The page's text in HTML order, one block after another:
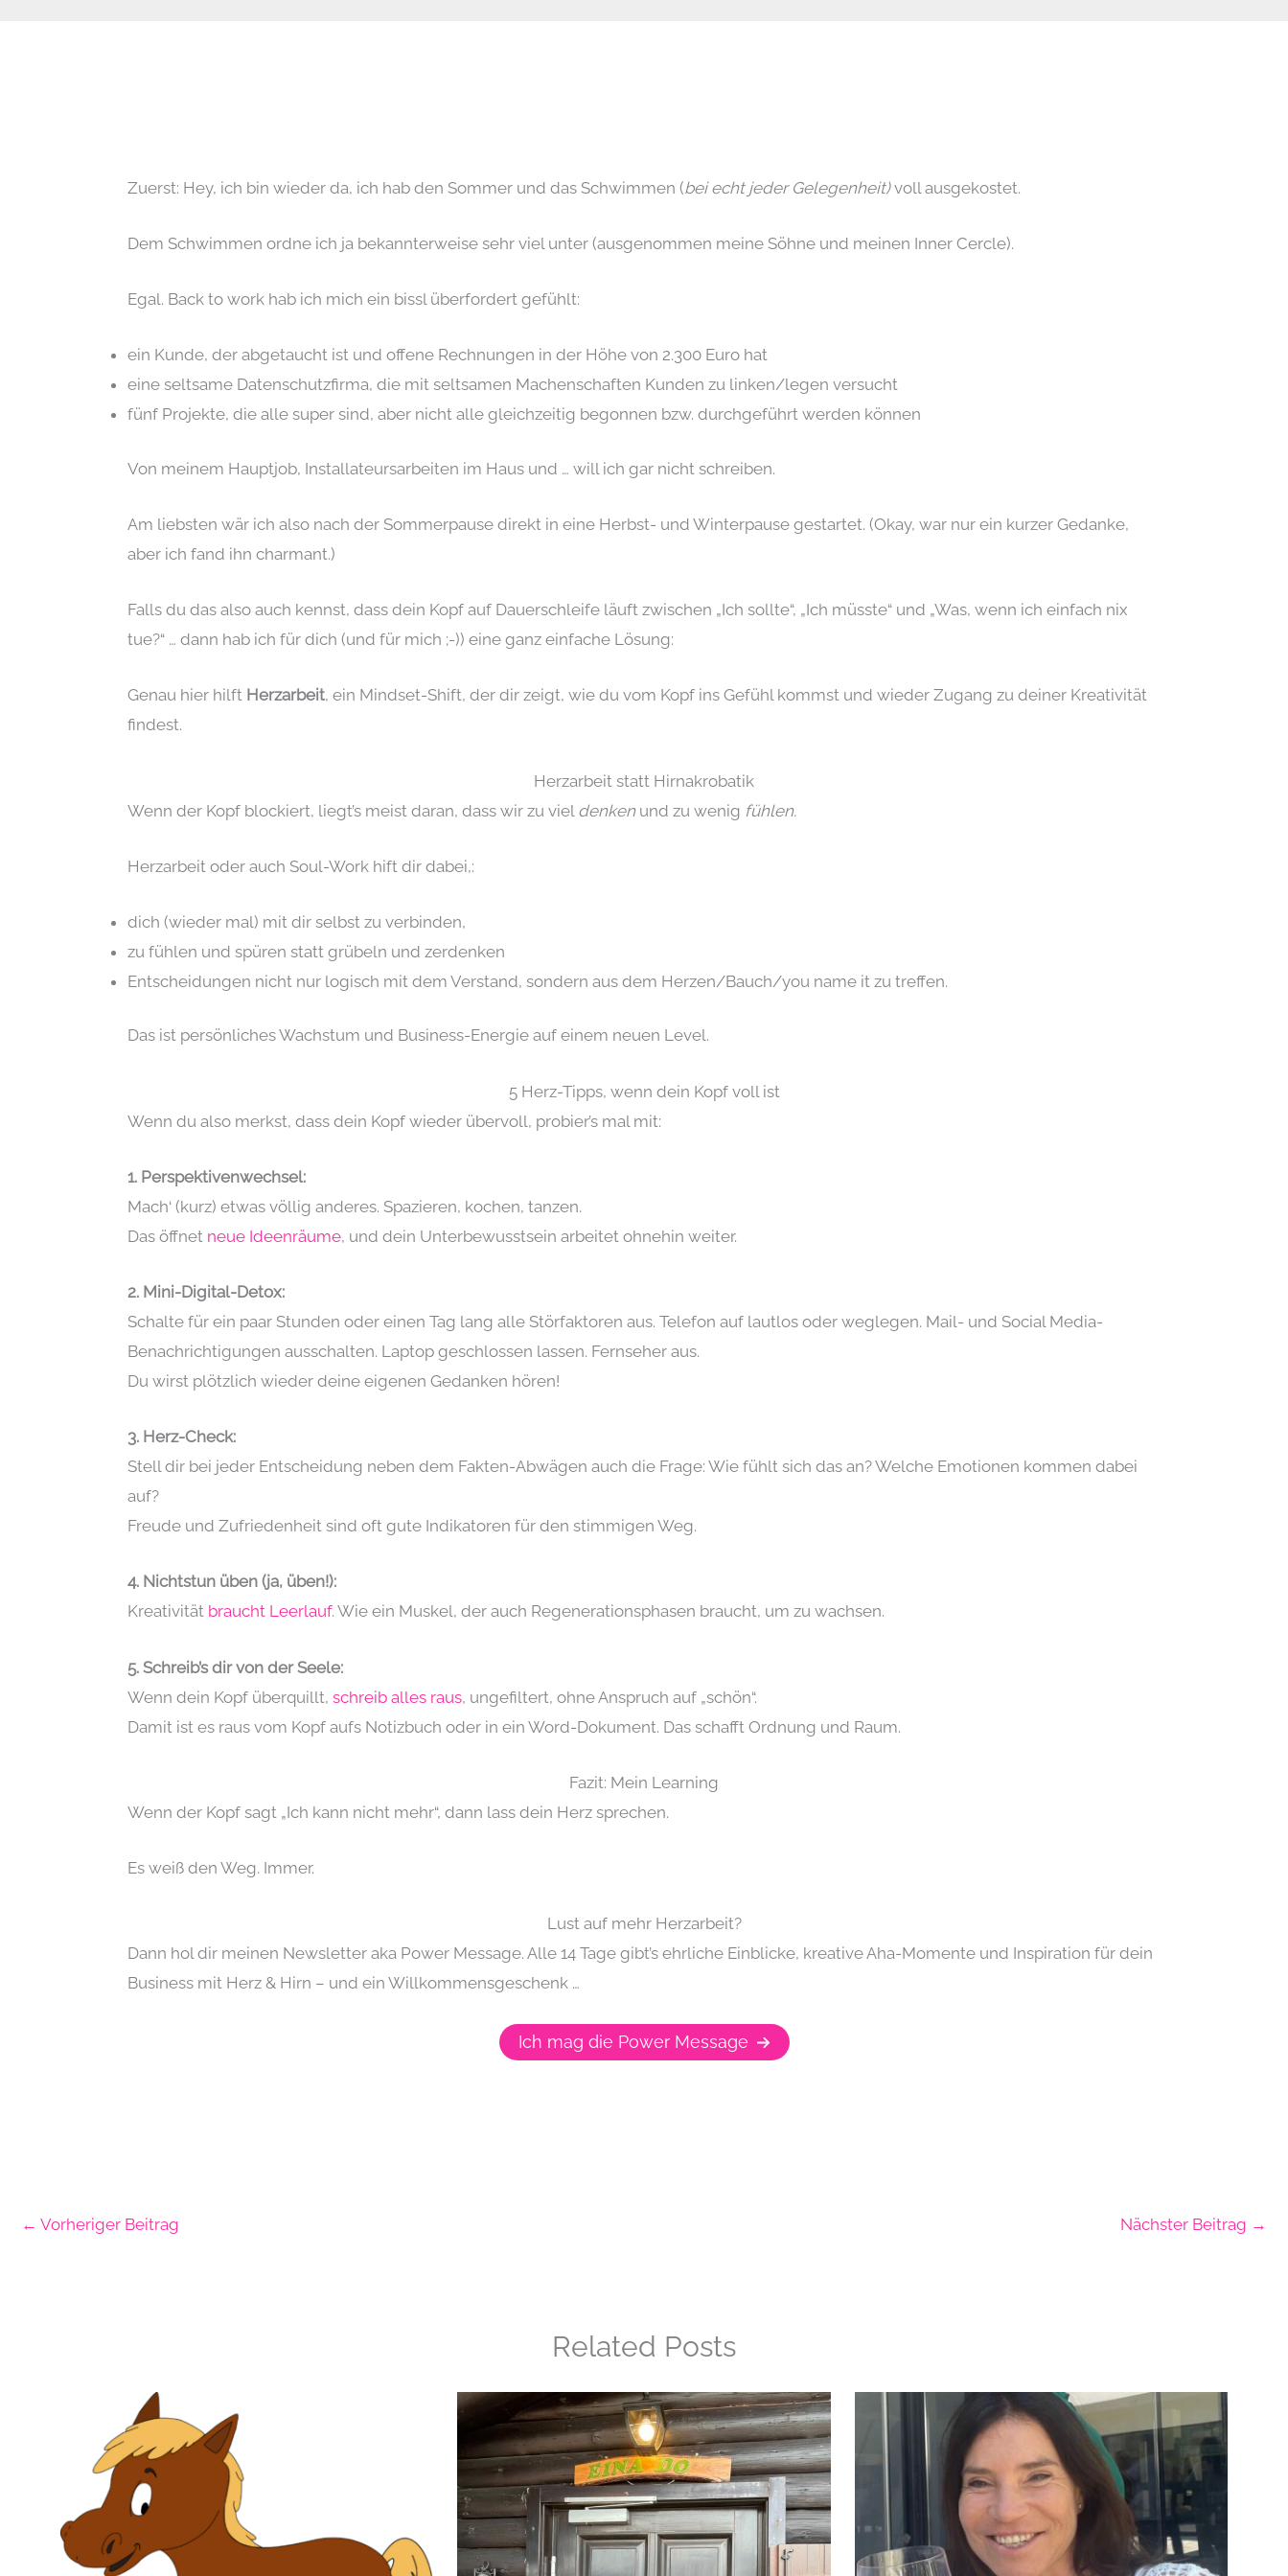
Zuerst: Hey, ich bin wieder da, ich hab den Sommer und das Schwimmen (bei echt jeder Gelegenheit)voll ausgekostet.
Dem Schwimmen ordne ich ja bekannterweise sehr viel unter (ausgenommen meine Söhne und meinen Inner Cercle).
Egal. Back to work hab ich mich ein bissl überfordert gefühlt:
ein Kunde, der abgetaucht ist und offene Rechnungen in der Höhe von 2.300 Euro hat
eine seltsame Datenschutzfirma, die mit seltsamen Machenschaften Kunden zu linken/legen versucht
fünf Projekte, die alle super sind, aber nicht alle gleichzeitig begonnen bzw. durchgeführt werden können
Von meinem Hauptjob, Installateursarbeiten im Haus und … will ich gar nicht schreiben.
Am liebsten wär ich also nach der Sommerpause direkt in eine Herbst- und Winterpause gestartet. (Okay, war nur ein kurzer Gedanke,
aber ich fand ihn charmant.)
Falls du das also auch kennst, dass dein Kopf auf Dauerschleife läuft zwischen „Ich sollte“, „Ich müsste“ und „Was, wenn ich einfach nix
tue?“ … dann hab ich für dich (und für mich ;-)) eine ganz einfache Lösung:
Genau hier hilft Herzarbeit, ein Mindset-Shift, der dir zeigt, wie du vom Kopf ins Gefühl kommst und wieder Zugang zu deiner Kreativität
findest.
Herzarbeit statt Hirnakrobatik
Wenn der Kopf blockiert, liegt’s meist daran, dass wir zu viel denkenund zu wenig fühlen.
Herzarbeit oder auch Soul-Work hift dir dabei,:
dich (wieder mal) mit dir selbst zu verbinden,
zu fühlen und spüren statt grübeln und zerdenken
Entscheidungen nicht nur logisch mit dem Verstand, sondern aus dem Herzen/Bauch/you name it zu treffen.
Das ist persönliches Wachstum und Business-Energie auf einem neuen Level.
5 Herz-Tipps, wenn dein Kopf voll ist
Wenn du also merkst, dass dein Kopf wieder übervoll, probier’s mal mit:
1. Perspektivenwechsel:
Mach‘ (kurz) etwas völlig anderes. Spazieren, kochen, tanzen.
Das öffnet neue Ideenräume, und dein Unterbewusstsein arbeitet ohnehin weiter.
2. Mini-Digital-Detox:
Schalte für ein paar Stunden oder einen Tag lang alle Störfaktoren aus. Telefon auf lautlos oder weglegen. Mail- und Social Media-
Benachrichtigungen ausschalten. Laptop geschlossen lassen. Fernseher aus.
Du wirst plötzlich wieder deine eigenen Gedanken hören!
3. Herz-Check:
Stell dir bei jeder Entscheidung neben dem Fakten-Abwägen auch die Frage: Wie fühlt sich das an? Welche Emotionen kommen dabei
auf?
Freude und Zufriedenheit sind oft gute Indikatoren für den stimmigen Weg.
4. Nichtstun üben (ja, üben!):
Kreativität braucht Leerlauf. Wie ein Muskel, der auch Regenerationsphasen braucht, um zu wachsen.
5. Schreib’s dir von der Seele:
Wenn dein Kopf überquillt,schreib alles raus, ungefiltert, ohne Anspruch auf „schön“.
Damit ist es raus vom Kopf aufs Notizbuch oder in ein Word-Dokument. Das schafft Ordnung und Raum.
Fazit: Mein Learning
Wenn der Kopf sagt „Ich kann nicht mehr“, dann lass dein Herz sprechen.
Es weiß den Weg. Immer.
Lust auf mehr Herzarbeit?
Dann hol dir meinen Newsletter aka Power Message. Alle 14 Tage gibt’s ehrliche Einblicke, kreative Aha-Momente und Inspiration für dein
Business mit Herz & Hirn – und ein Willkommensgeschenk …
Ich mag die Power Message
← Vorheriger Beitrag Nächster Beitrag →
Related Posts